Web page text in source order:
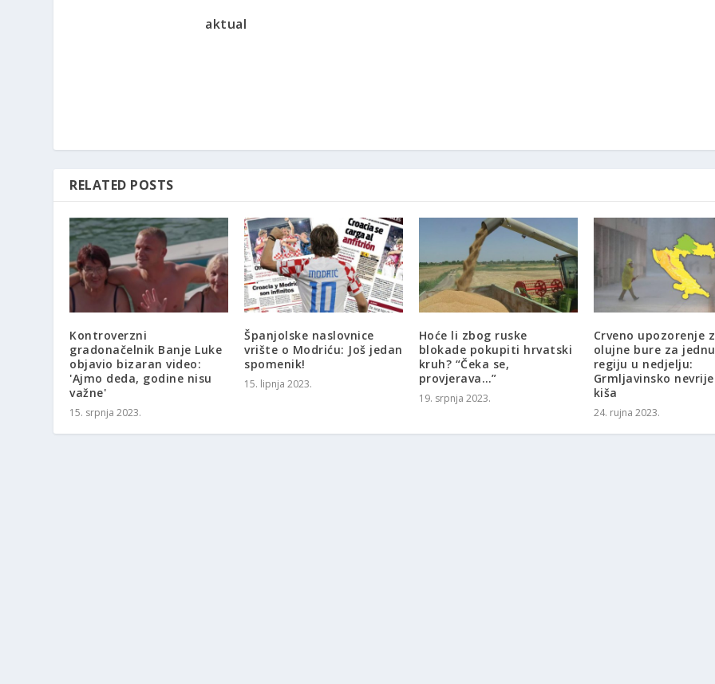
aktual
RELATED POSTS
Kontroverzni
gradonačelnik Banje Luke
objavio bizaran video:
'Ajmo deda, godine nisu
važne'
15. srpnja 2023.
Španjolske naslovnice
vrište o Modriću: Još jedan
spomenik!
15. lipnja 2023.
Hoće li zbog ruske
blokade pokupiti hrvatski
kruh? “Čeka se,
provjerava…”
19. srpnja 2023.
Crveno upozorenje
olujne bure za jednu
regiju u nedjelju:
Grmljavinsko
kiša
24. rujna 2023.